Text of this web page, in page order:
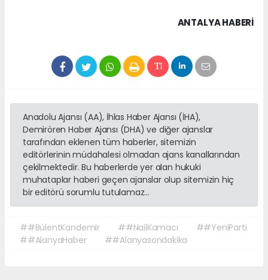
ANTALYA HABERİ
Anadolu Ajansı (AA), İhlas Haber Ajansı (İHA),
Demirören Haber Ajansı (DHA) ve diğer ajanslar
tarafından eklenen tüm haberler, sitemizin
editörlerinin müdahalesi olmadan ajans kanallarından
çekilmektedir. Bu haberlerde yer alan hukuki
muhataplar haberi geçen ajanslar olup sitemizin hiç
bir editörü sorumlu tutulamaz...
##BülentKandemir ##NailKamacı
##YeniParti
##AlanyaHaber
##Alanyasondakika